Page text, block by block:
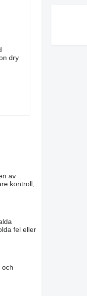
dry
av
kontroll,
fel eller
och